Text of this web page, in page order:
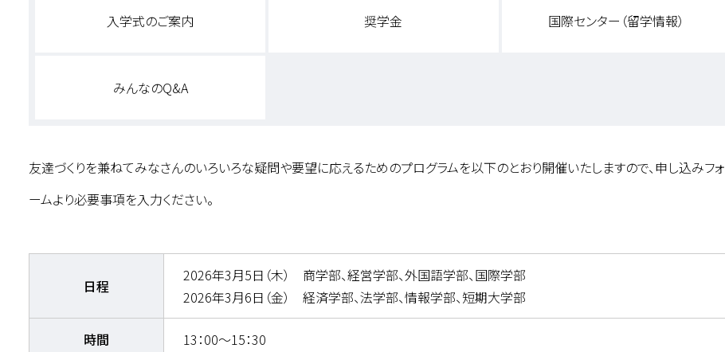
入学式のご案内 奨学金 国際センター（留学情報）
みんなのQ&A
友達づくりを兼ねてみなさんのいろいろな疑問や要望に応えるためのプログラムを以下のとおり開催いたしますので、申し込みフォ
ームより必要事項を入力ください。
日程
2026年3月5日（木） 商学部、経営学部、外国語学部、国際学部
2026年3月6日（金） 経済学部、法学部、情報学部、短期大学部
時間 13：00～15：30